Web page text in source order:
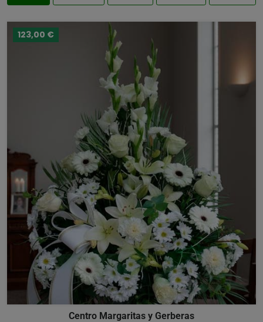
123,00 €
Centro Margaritas y Gerberas